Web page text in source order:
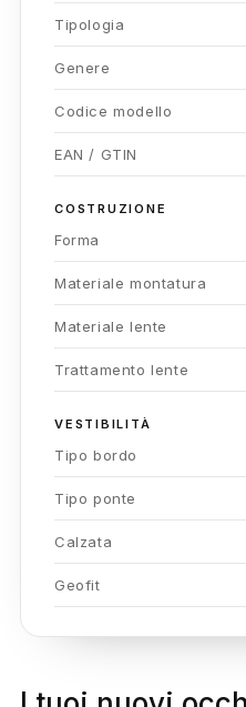
Tipologia
Genere
Codice modello
EAN / GTIN
COSTRUZIONE
Forma
Materiale montatura
Materiale lente
Trattamento lente
VESTIBILITÀ
Tipo bordo
Tipo ponte
Calzata
Geofit